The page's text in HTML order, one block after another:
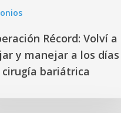
Récord: Volví a
y manejar a los días
bariátrica